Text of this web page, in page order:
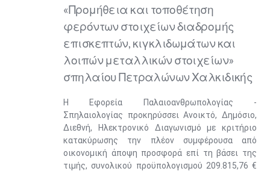
«Προμήθεια και τοποθέτηση
φερόντων στοιχείων διαδρομής
επισκεπτών, κιγκλιδωμάτων και
λοιπών μεταλλικών στοιχείων»
σπηλαίου Πετραλώνων Χαλκιδικής
Η Εφορεία Παλαιοανθρωπολογίας -
Σπηλαιολογίας προκηρύσσει Ανοικτό, Δημόσιο,
Διεθνή, Ηλεκτρονικό Διαγωνισμό με κριτήριο
κατακύρωσης την πλέον συμφέρουσα από
οικονομική άποψη προσφορά επί τη βάσει της
τιμής, συνολικού προϋπολογισμού 209.815,76 €